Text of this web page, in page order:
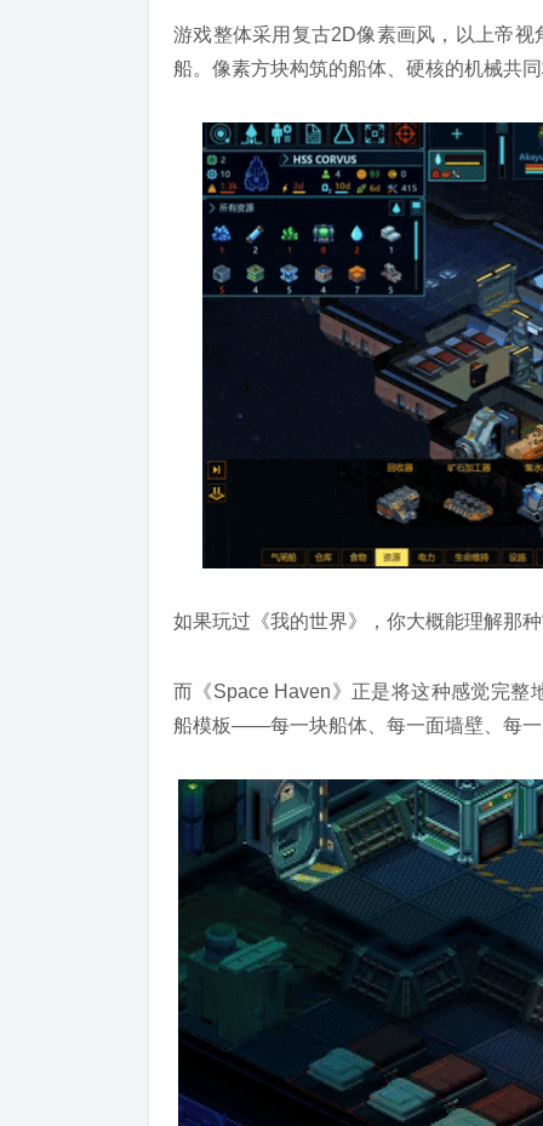
游戏整体采用复古2D像素画风，以上帝
船。像素方块构筑的船体、硬核的机械共
如果玩过《我的世界》，你大概能理解那
而《Space Haven》正是将这种感觉完整
船模板——每一块船体、每一面墙壁、每